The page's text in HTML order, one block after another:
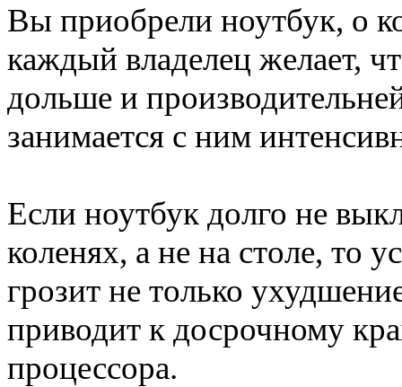
Вы приобрели ноутбук, о
каждый владелец желает,
дольше и
занимается с ним
Если ноутбук долго не
коленях, а не на столе, то
грозит не только
приводит к досрочному
процессора.